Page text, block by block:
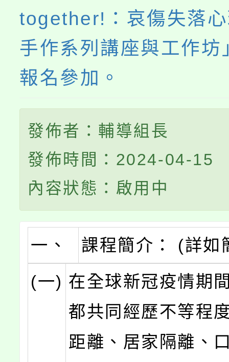
together!：哀傷失落
手作系列講座與工作坊
報名參加。
發佈者：輔導組長
發佈時間：2024-04-15
內容狀態：啟用中
一、
課程簡介： (詳如
(一) 在全球新冠疫情期
都共同經歷不等程
距離、居家隔離、